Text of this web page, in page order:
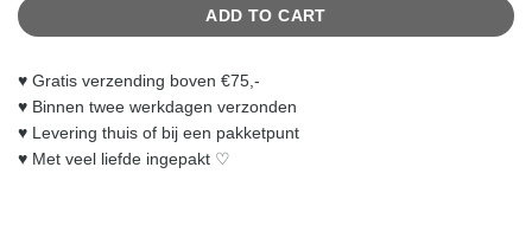
ADD TO CART
♥︎ Gratis verzending boven €75,-
♥︎ Binnen twee werkdagen verzonden
♥︎ Levering thuis of bij een pakketpunt
♥︎ Met veel liefde ingepakt ♡